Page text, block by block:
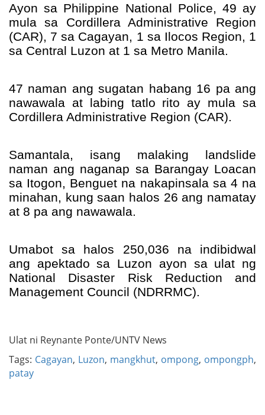
Ayon sa Philippine National Police, 49 ay
mula sa Cordillera Administrative Region
(CAR), 7 sa Cagayan, 1 sa Ilocos Region, 1
sa Central Luzon at 1 sa Metro Manila.
47 naman ang sugatan habang 16 pa ang
nawawala at labing tatlo rito ay mula sa
Cordillera Administrative Region (CAR).
Samantala, isang malaking landslide
naman ang naganap sa Barangay Loacan
sa Itogon, Benguet na nakapinsala sa 4 na
minahan, kung saan halos 26 ang namatay
at 8 pa ang nawawala.
Umabot sa halos 250,036 na indibidwal
ang apektado sa Luzon ayon sa ulat ng
National Disaster Risk Reduction and
Management Council (NDRRMC).
Ulat ni Reynante Ponte/UNTV News
Tags: Cagayan, Luzon, mangkhut, ompong, ompongph,
patay